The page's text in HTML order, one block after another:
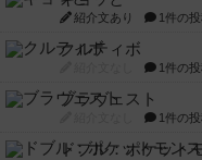
紹介文あり 1件の
クルティボ
1件の
ブラヴェスト
1件の
ドブル：ポケット